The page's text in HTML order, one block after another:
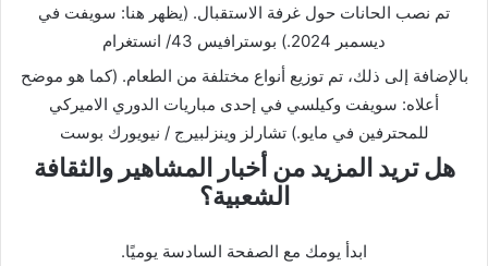
تم نصب الحانات حول غرفة الاستقبال. (يظهر هنا: سويفت في
ديسمبر 2024.)
بوسترافيس 43/ انستغرام
بالإضافة إلى ذلك، تم توزيع أنواع مختلفة من الطعام. (كما هو موضح
أعلاه: سويفت وكيلسي في إحدى مباريات الدوري الاميركي
للمحترفين في مايو.)تشارلز وينزلبيرج / نيويورك بوست
هل تريد المزيد من أخبار المشاهير والثقافة
الشعبية؟
ابدأ يومك مع الصفحة السادسة يوميًا.